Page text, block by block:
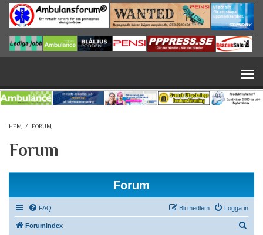
Hoppa till huvudinnehåll
HEM / FORUM
Forum